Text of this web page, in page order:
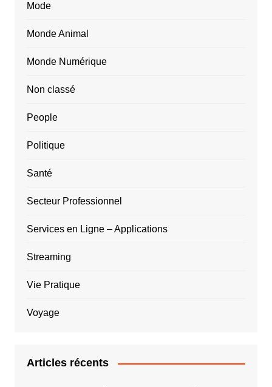
Mode
Monde Animal
Monde Numérique
Non classé
People
Politique
Santé
Secteur Professionnel
Services en Ligne – Applications
Streaming
Vie Pratique
Voyage
Articles récents